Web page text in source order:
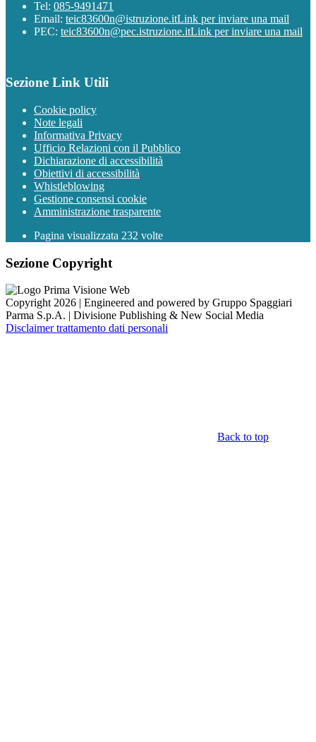
Tel: 085-9491471
Email: teic83600n@istruzione.itLink per inviare una mail
PEC: teic83600n@pec.istruzione.itLink per inviare una mail
Sezione Link Utili
Cookie policy
Note legali
Informativa Privacy
Ufficio Relazioni con il Pubblico
Dichiarazione di accessibilità
Obiettivi di accessibilità
Whistleblowing
Gestione consensi cookie
Amministrazione trasparente
Pagina visualizzata 232 volte
Sezione Copyright
Copyright 2026 | Engineered and powered by Gruppo Spaggiari
Parma S.p.A. | Divisione Publishing & New Social Media
Disclaimer trattamento dati personali
Back to top